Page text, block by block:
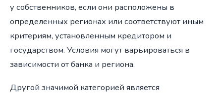
у собственников, если они расположены в
определённых регионах или соответствуют иным
критериям, установленным кредитором и
государством. Условия могут варьироваться в
зависимости от банка и региона.
Другой значимой категорией является